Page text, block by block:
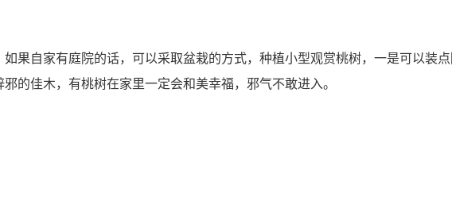
自家有庭院的话，可以采取盆栽的方式，种植小型观赏桃树，一是可以装
的佳木，有桃树在家里一定会和美幸福，邪气不敢进入。